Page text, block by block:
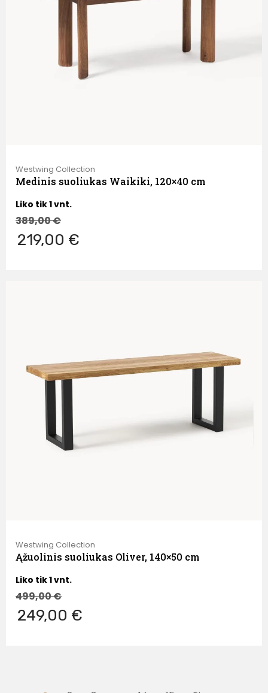
Westwing Collection
Medinis suoliukas Waikiki, 120×40 cm
Liko tik 1 vnt.
389,00€
219,00 €
Westwing Collection
Ąžuolinis suoliukas Oliver, 140×50 cm
Liko tik 1 vnt.
499,00€
249,00 €